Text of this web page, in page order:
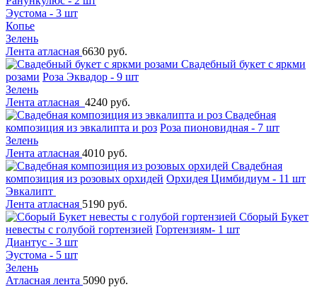
Эустома - 3 шт
Копье
Зелень
Лента атласная 6630 руб.
Свадебный букет с яркми
розами Роза Эквадор - 9 шт
Зелень
Лента атласная 4240 руб.
Свадебная
композиция из эвкалипта и роз Роза пионовидная - 7 шт
Зелень
Лента атласная 4010 руб.
Свадебная
композиция из розовых орхидей Орхидея Цимбидиум - 11 шт
Эвкалипт
Лента атласная 5190 руб.
Сборый Букет
невесты с голубой гортензией Гортензиям- 1 шт
Диантус - 3 шт
Эустома - 5 шт
Зелень
Атласная лента 5090 руб.